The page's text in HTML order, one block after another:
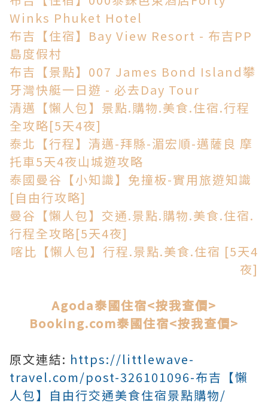
Winks Phuket Hotel
布吉【住宿】Bay View Resort - 布吉PP
島度假村
布吉【景點】007 James Bond Island攀
牙灣快艇一日遊 - 必去Day Tour
清邁【懶人包】景點.購物.美食.住宿.行程
全攻略[5天4夜]
泰北【行程】清邁-拜縣-湄宏順-邁薩良 摩
托車5天4夜山城遊攻略
泰國曼谷【小知識】免撞板-實用旅遊知識
[自由行攻略]
曼谷【懶人包】交通.景點.購物.美食.住宿.
行程全攻略[5天4夜]
喀比【懶人包】行程.景點.美食.住宿 [5天4
夜]
Agoda泰國住宿<按我查價>
Booking.com泰國住宿<按我查價>
原文連結: https://littlewave-
travel.com/post-326101096-布吉【懶
人包】自由行交通美食住宿景點購物/